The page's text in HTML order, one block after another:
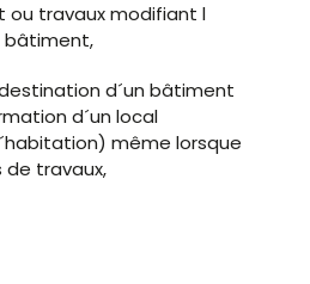
ou travaux modifiant l
bâtiment,
d´un bâtiment
d´un local
même lorsque
de travaux,